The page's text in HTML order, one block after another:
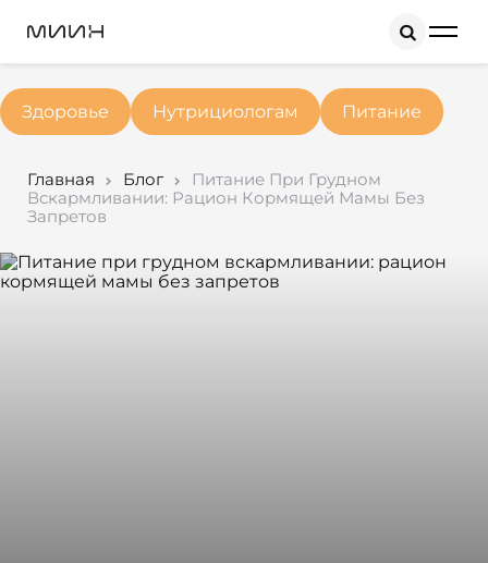
Здоровье Нутрициологам Питание
Главная Блог
Питание При Грудном
Вскармливании: Рацион Кормящей Мамы Без
Запретов